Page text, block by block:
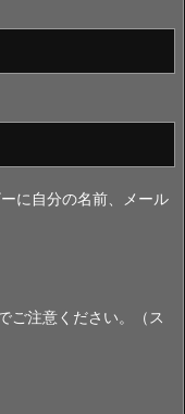
に自分の名前、メール
ご注意ください。（ス